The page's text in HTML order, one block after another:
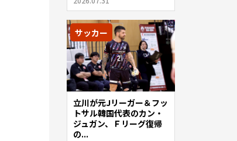
サッカー
立川が元Jリーガー＆フッ
トサル韓国代表のカン・
ジュガン、Ｆリーグ復帰
の...